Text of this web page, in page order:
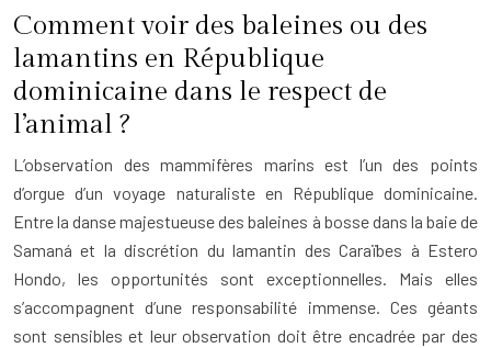
Comment voir des baleines ou des
lamantins en République
dominicaine dans le respect de
l’animal ?
L’observation des mammifères marins est l’un des points
d’orgue d’un voyage naturaliste en République dominicaine.
Entre la danse majestueuse des baleines à bosse dans la baie de
Samaná et la discrétion du lamantin des Caraïbes à Estero
Hondo, les opportunités sont exceptionnelles. Mais elles
s’accompagnent d’une responsabilité immense. Ces géants
sont sensibles et leur observation doit être encadrée par des